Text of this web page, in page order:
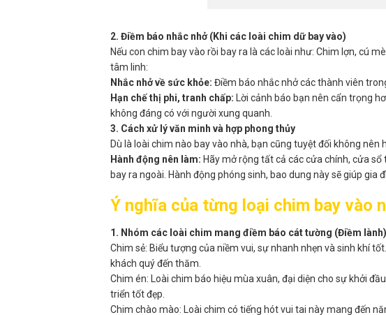
2. Điềm báo nhắc nhở (Khi các loài chim dữ bay vào)
Nếu con chim bay vào rồi bay ra là các loài như: Chim lợn, cú
tâm linh:
Nhắc nhở về sức khỏe: Điềm báo nhắc nhở các thành viên
Hạn chế thị phi, tranh chấp: Lời cảnh báo bạn nên cẩn trọng
không đáng có với người xung quanh.
3. Cách xử lý văn minh và hợp phong thủy
Dù là loài chim nào bay vào nhà, bạn cũng tuyệt đối không
Hành động nên làm: Hãy mở rộng tất cả các cửa chính, cửa
bay ra ngoài. Hành động phóng sinh, bao dung này sẽ giúp
Ý nghĩa của từng loại chim bay vào
1. Nhóm các loài chim mang điềm báo cát tường (Điềm lành)
Chim sẻ: Biểu tượng của niềm vui, sự nhanh nhẹn và sinh khí
khách quý đến thăm.
Chim én: Loài chim báo hiệu mùa xuân, đại diện cho sự khởi
triển tốt đẹp.
Chim chào mào: Loài chim có tiếng hót vui tai này mang đến